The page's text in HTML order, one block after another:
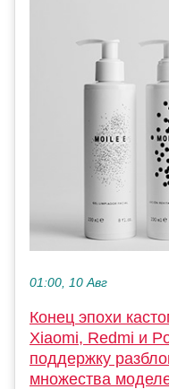
01:00, 10 Авг
Конец эпохи
Xiaomi, Redmi и
поддержку
множества